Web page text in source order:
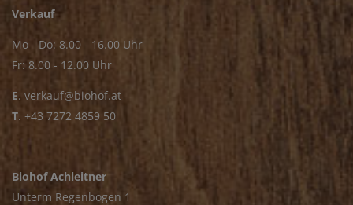
Verkauf
Mo - Do: 8.00 - 16.00 Uhr
Fr: 8.00 - 12.00 Uhr
E. verkauf@biohof.at
T. +43 7272 4859 50
Biohof Achleitner
Unterm Regenbogen 1